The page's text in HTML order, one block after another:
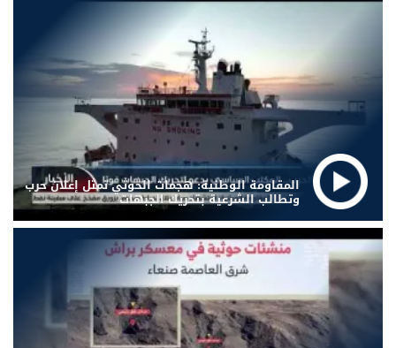
المقاومة الوطنية: هجمات الحوثي تمثل إعلان حرب
وتطالب الشرعية بتحريك الجبهات